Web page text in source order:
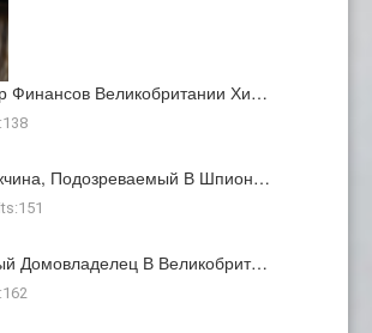
Финансов Великобритании Хи…
Подозреваемый В Шпион…
Домовладелец В Великобрит…